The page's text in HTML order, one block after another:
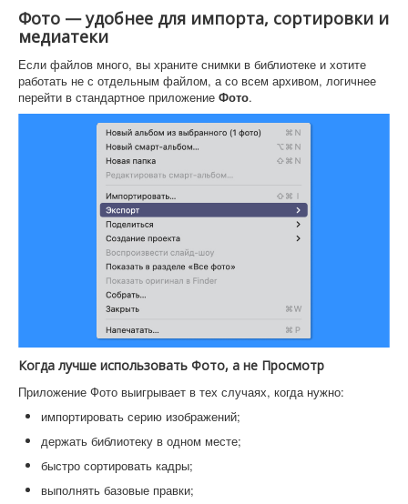
Фото — удобнее для импорта, сортировки и
медиатеки
Если файлов много, вы храните снимки в библиотеке и хотите
работать не с отдельным файлом, а со всем архивом, логичнее
перейти в стандартное приложение Фото.
Когда лучше использовать Фото, а не Просмотр
Приложение Фото выигрывает в тех случаях, когда нужно:
импортировать серию изображений;
держать библиотеку в одном месте;
быстро сортировать кадры;
выполнять базовые правки;